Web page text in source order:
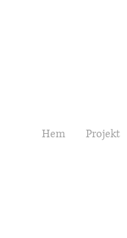
Hem Projekt